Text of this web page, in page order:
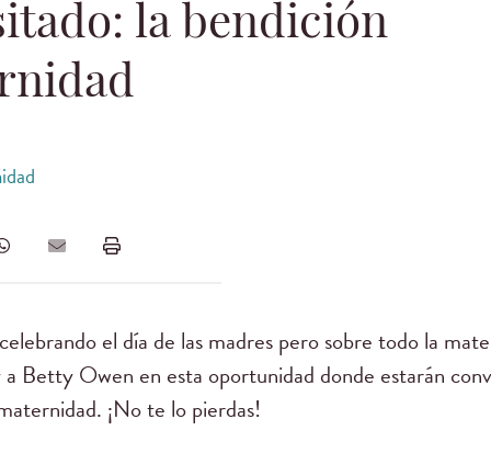
la bendición
el día de las madres pero sobre todo la
Betty Owen en esta oportunidad donde estarán
¡No te lo pierdas!